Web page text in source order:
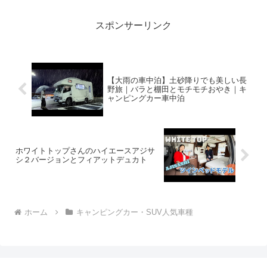
スポンサーリンク
【大雨の車中泊】土砂降りでも美しい長
野旅｜バラと棚田とモチモチおやき｜キ
ャンピングカー車中泊
ホワイトトップさんのハイエースアジサ
シ２バージョンとフィアットデュカト
ホーム キャンピングカー・SUV人気車種